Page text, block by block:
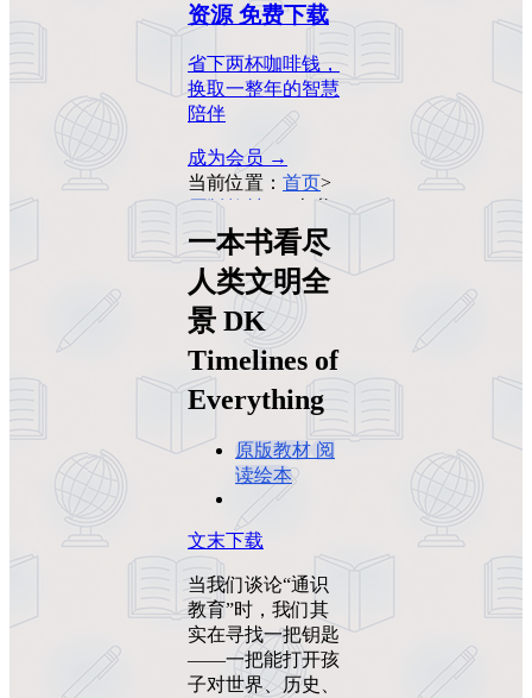
资源 免费下载
省下两杯咖啡钱，
换取一整年的智慧
陪伴
成为会员 →
当前位置： 首页>
原版教材
一本书
看尽人类文明全景
DK Timelines of
Everything
一本书看尽
人类文明全
景 DK
Timelines of
Everything
原版教材 阅
读绘本
文末下载
当我们谈论“通识
教育”时，我们其
实在寻找一把钥匙
——一把能打开孩
子对世界、历史、